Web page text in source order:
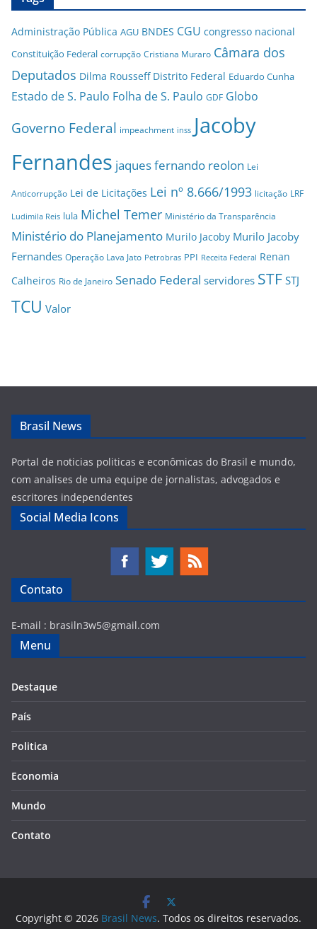
Administração Pública AGU BNDES CGU congresso nacional
Constituição Federal corrupção Cristiana Muraro Câmara dos
Deputados Dilma Rousseff Distrito Federal Eduardo Cunha
Estado de S. Paulo Folha de S. Paulo GDF Globo
Governo Federal impeachment inss Jacoby
Fernandes jaques fernando reolon Lei
Anticorrupção Lei de Licitações Lei nº 8.666/1993 licitação LRF
Ludimila Reis lula Michel Temer Ministério da Transparência
Ministério do Planejamento Murilo Jacoby Murilo Jacoby
Fernandes Operação Lava Jato Petrobras PPI Receita Federal Renan
Calheiros Rio de Janeiro Senado Federal servidores STF STJ
TCU Valor
Brasil News
Portal de noticias politicas e econômicas do Brasil e mundo,
com analises de uma equipe de jornalistas, advogados e
escritores independentes
Social Media Icons
Contato
E-mail : brasiln3w5@gmail.com
Menu
Destaque
País
Politica
Economia
Mundo
Contato
Copyright © 2026 Brasil News. Todos os direitos reservados.